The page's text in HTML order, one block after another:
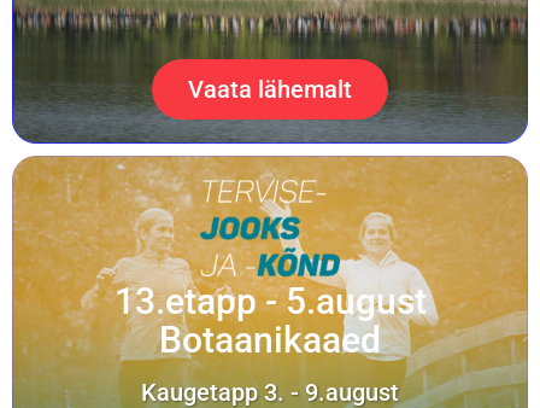
Vaata lähemalt
13.etapp - 5.august
Botaanikaaed
Kaugetapp 3. - 9.august